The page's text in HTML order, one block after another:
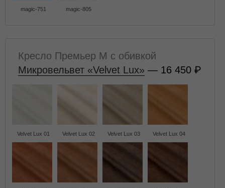
magic-751 magic-805
Кресло Премьер M с обивкой
Микровельвет «Velvet Lux» — 16 450
Velvet Lux 01 Velvet Lux 02 Velvet Lux 03 Velvet Lux 04